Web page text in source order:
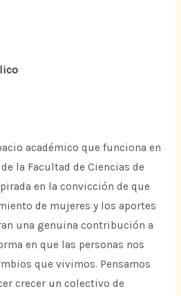
académico que funciona en
la Facultad de Ciencias de
en la convicción de que
de mujeres y los aportes
una genuina contribución a
en que las personas nos
que vivimos. Pensamos
crecer un colectivo de